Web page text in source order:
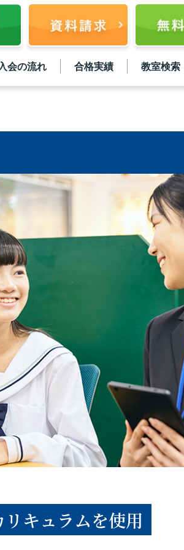
会の流れ 合格実績 教室検索
キュラムを使用